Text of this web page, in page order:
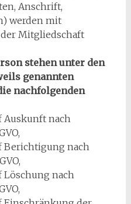
Anschrift,
werden mit
Mitgliedschaft
stehen unter den
genannten
nachfolgenden
Auskunft nach
Berichtigung nach
Löschung nach